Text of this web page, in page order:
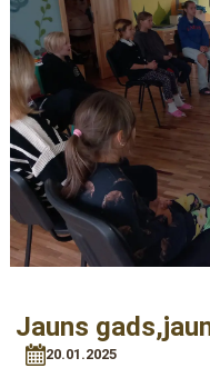
Jauns
20.01.2025